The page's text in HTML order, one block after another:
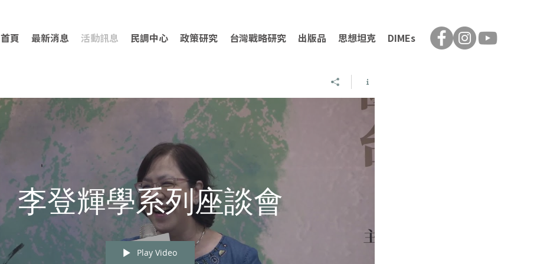
首頁 最新消息 活動訊息 民調中心 政策研究 台灣戰略研究 出版品 思想坦克 DIMEs
李登輝學系列座談會
Play Video